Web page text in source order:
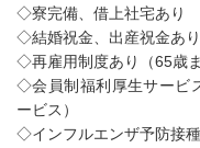
◇寮完備、借上社宅あり
◇結婚祝金、出産祝金あり
◇再雇用制度あり（65歳ま
◇会員制福利厚生サービ
ービス）
◇インフルエンザ予防接種